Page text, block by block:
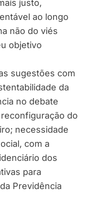
justo,
ao longo
não do viés
objetivo
sugestões com
da
no debate
do
necessidade
com a
dos
para
Previdência